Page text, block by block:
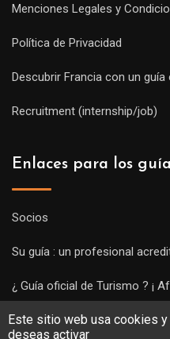
Este sitio web usa cookies
deseas activar
Menciones Legales y
Política de Privacidad
Descubrir Francia con un
Recruitment (internship/job)
Enlaces para los
Socios
Su guía : un profesional
¿ Guía oficial de Turismo ? ¡
Subir una visita y empezar a